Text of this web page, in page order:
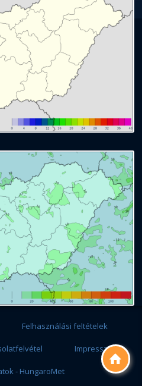

Felhasználási feltételek
Impresszum
- HungaroMet